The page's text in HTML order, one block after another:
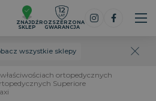
wszystkie sklepy
ZNAJDŹ
SKLEP
ROZSZERZONA
GWARANCJA
ortopedycznych
Superiore